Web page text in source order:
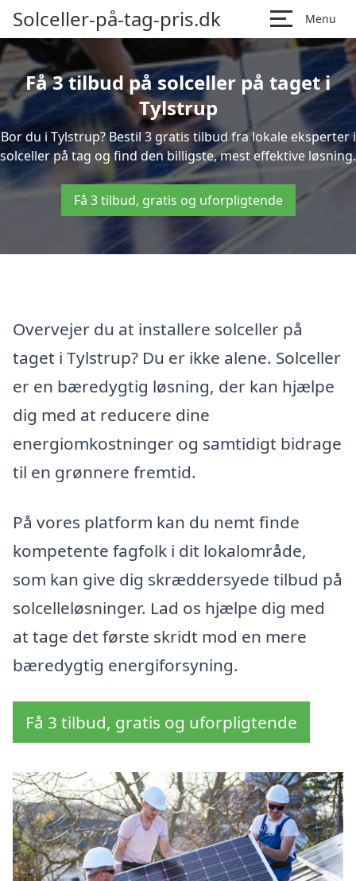
Solceller-på-tag-pris.dk Menu
Få 3 tilbud på solceller på taget i
Tylstrup
Bor du i Tylstrup? Bestil 3 gratis tilbud fra lokale eksperter i
solceller på tag og find den billigste, mest effektive løsning.
Få 3 tilbud, gratis og uforpligtende
Overvejer du at installere solceller på
taget i Tylstrup? Du er ikke alene. Solceller
er en bæredygtig løsning, der kan hjælpe
dig med at reducere dine
energiomkostninger og samtidigt bidrage
til en grønnere fremtid.
På vores platform kan du nemt finde
kompetente fagfolk i dit lokalområde,
som kan give dig skræddersyede tilbud på
solcelleløsninger. Lad os hjælpe dig med
at tage det første skridt mod en mere
bæredygtig energiforsyning.
Få 3 tilbud, gratis og uforpligtende